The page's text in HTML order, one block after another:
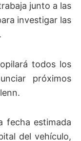
junto a las
investigar las
todos los
próximos
fecha estimada
del vehículo,